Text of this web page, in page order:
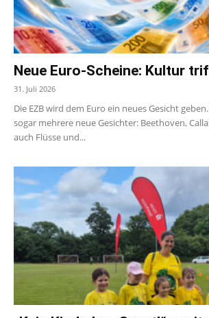
Neue Euro-Scheine: Kultur
31. Juli 2026
Die EZB wird dem Euro ein neues Gesicht
sogar mehrere neue Gesichter: Beethoven,
auch Flüsse und...